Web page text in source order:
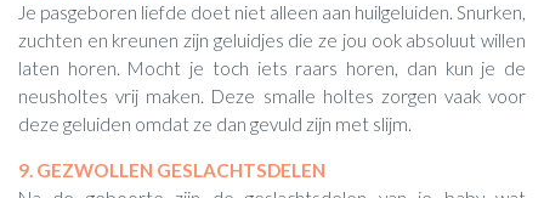
Je pasgeboren liefde doet niet alleen aan huilgeluiden. Snurken,
zuchten en kreunen zijn geluidjes die ze jou ook absoluut willen
laten horen. Mocht je toch iets raars horen, dan kun je de
neusholtes vrij maken. Deze smalle holtes zorgen vaak voor
deze geluiden omdat ze dan gevuld zijn met slijm.
9. GEZWOLLEN GESLACHTSDELEN